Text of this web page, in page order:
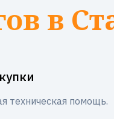
в
техническая помощь.